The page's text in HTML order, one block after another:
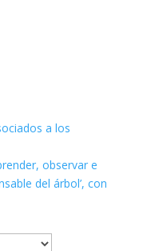
a los
observar e
del árbol’, con